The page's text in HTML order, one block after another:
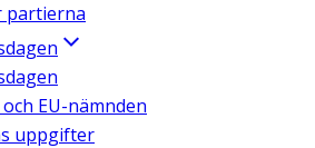
partierna
EU-nämnden
uppgifter